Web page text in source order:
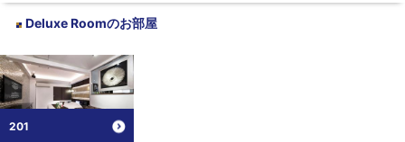
Deluxe Roomのお部屋
201